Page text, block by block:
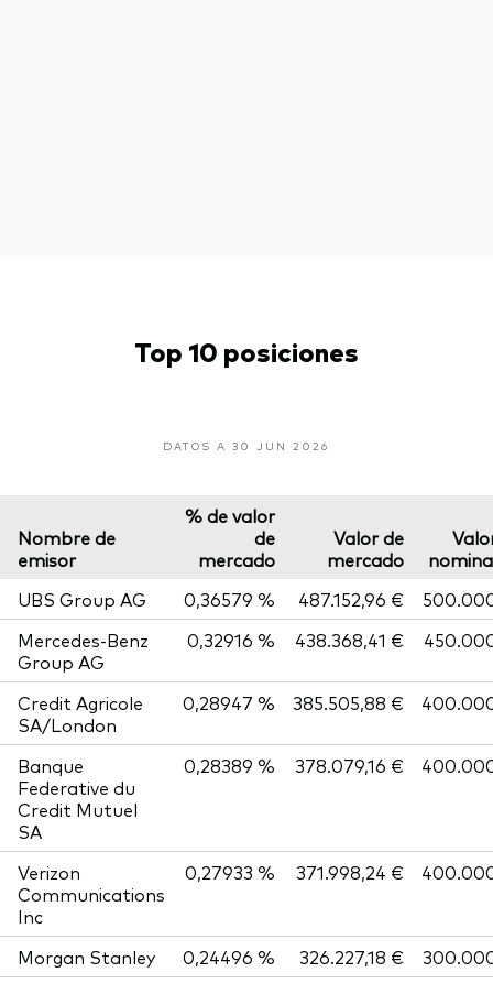
Top 10 posiciones
DATOS A 30 JUN 2026
Nombre de
emisor
% de valor
de
mercado
Valor de
mercado
UBS Group AG
0,36579 % 487.152,96 €
Mercedes-Benz
Group AG
0,32916 % 438.368,41 €
Credit Agricole
SA/London
0,28947 % 385.505,88 €
Banque
Federative du
Credit Mutuel
SA
0,28389 % 378.079,16 €
Verizon
Communications
Inc
0,27933 % 371.998,24 €
Morgan Stanley 0,24496 % 326.227,18 €